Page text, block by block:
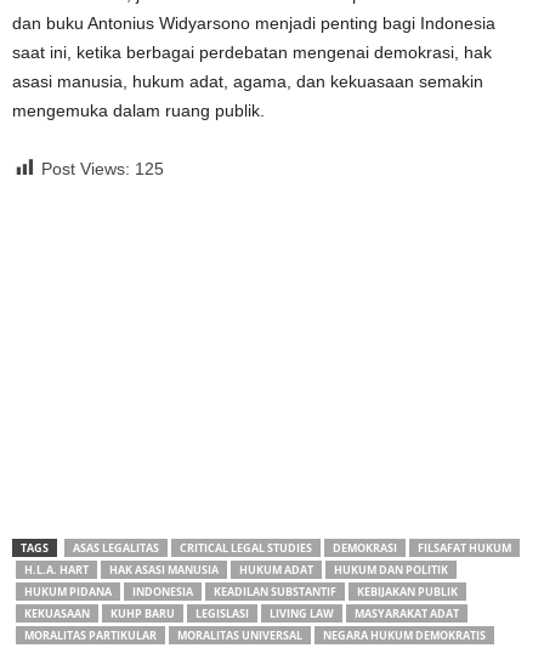
dan buku Antonius Widyarsono menjadi penting bagi Indonesia
saat ini, ketika berbagai perdebatan mengenai demokrasi, hak
asasi manusia, hukum adat, agama, dan kekuasaan semakin
mengemuka dalam ruang publik.
Post Views: 125
TAGS ASAS LEGALITAS CRITICAL LEGAL STUDIES DEMOKRASI
FILSAFAT HUKUM
H.L.A. HART
HAK ASASI MANUSIA HUKUM ADAT
HUKUM DAN POLITIK
HUKUM PIDANA
INDONESIA KEADILAN SUBSTANTIF
KEBIJAKAN PUBLIK
KEKUASAAN
KUHP BARU LEGISLASI LIVING LAW
MASYARAKAT ADAT
MORALITAS PARTIKULAR
MORALITAS UNIVERSAL
NEGARA HUKUM DEMOKRATIS